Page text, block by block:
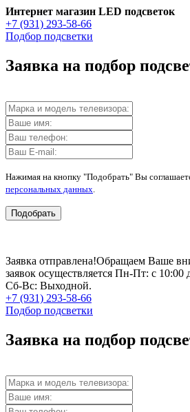
Интернет магазин LED подсветок
+7 (931) 293-58-66
Подбор подсветки
Заявка на подбор
Нажимая на кнопку "Подобрать" Вы
персональных данных
Подобрать
Заявка отправлена!Обращаем Ваше
заявок осуществляется Пн-Пт: с 10:00
Сб-Вс: Выходной.
+7 (931) 293-58-66
Подбор подсветки
Заявка на подбор